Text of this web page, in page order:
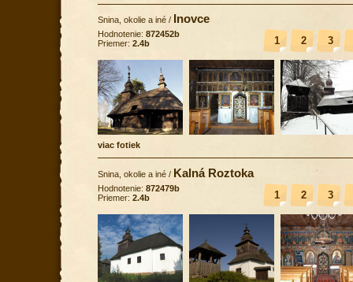
Snina, okolie a iné / Inovce
1 2 3
Hodnotenie: 872452b
Priemer: 2.4b
viac fotiek
Snina, okolie a iné / Kalná Roztoka
1 2 3
Hodnotenie: 872479b
Priemer: 2.4b